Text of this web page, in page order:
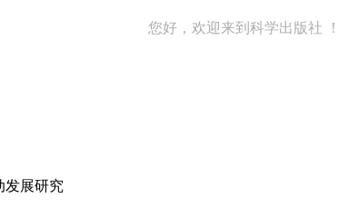
您好，欢迎来到科学出版社 ！
发展研究